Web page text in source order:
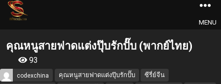
MENU
คุณหนูสายฟาดแต่งปุ๊บรักปั๊บ (พากย์ไทย)
93
codexchina คุณหนูสายฟาดแต่งปุ๊บรักปั๊บ
ซีรี่ย์จีน